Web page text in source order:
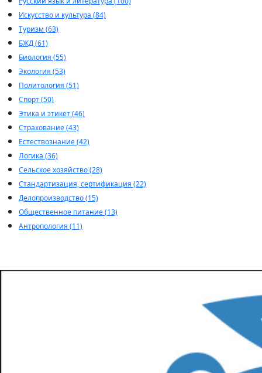
Искусство и культура (84)
Туризм (63)
БЖД (61)
Биология (55)
Экология (53)
Политология (51)
Спорт (50)
Этика и этикет (46)
Страхование (43)
Естествознание (42)
Логика (36)
Сельское хозяйство (28)
Стандартизация, сертификация (22)
Делопроизводство (15)
Общественное питание (13)
Антропология (11)